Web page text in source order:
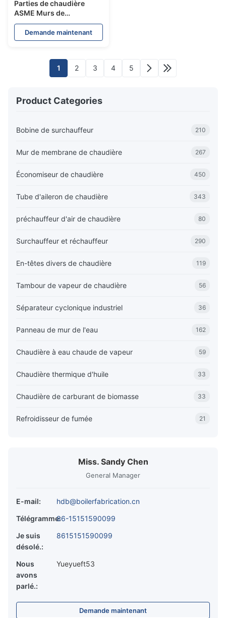
Parties de chaudière
ASME Murs de
membrane en acier au
carbone / panneaux de
paroi d'eau
Demande maintenant
1 2 3 4 5
Product Categories
Bobine de surchauffeur 210
Mur de membrane de chaudière 267
Économiseur de chaudière 450
Tube d'aileron de chaudière 343
préchauffeur d'air de chaudière 80
Surchauffeur et réchauffeur 290
En-têtes divers de chaudière 119
Tambour de vapeur de chaudière 56
Séparateur cyclonique industriel 36
Panneau de mur de l'eau 162
Chaudière à eau chaude de vapeur 59
Chaudière thermique d'huile 33
Chaudière de carburant de biomasse 33
Refroidisseur de fumée 21
Miss. Sandy Chen
General Manager
E-mail:
hdb@boilerfabrication.cn
Télégramme:86-15151590099
Je suis
désolé.:
8615151590099
Nous
avons
parlé.:
Yueyueft53
Demande maintenant